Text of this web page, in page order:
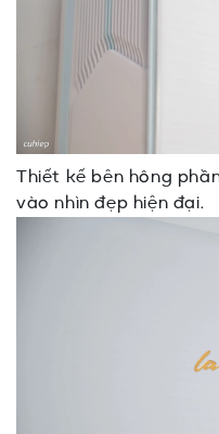
Thiết kế bên hông
vào nhìn đẹp hiện đại.